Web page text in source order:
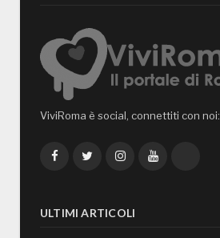
ViviRoma è social, connettiti con noi:
FacebookTwitterInstagramYouTube
ULTIMI ARTICOLI